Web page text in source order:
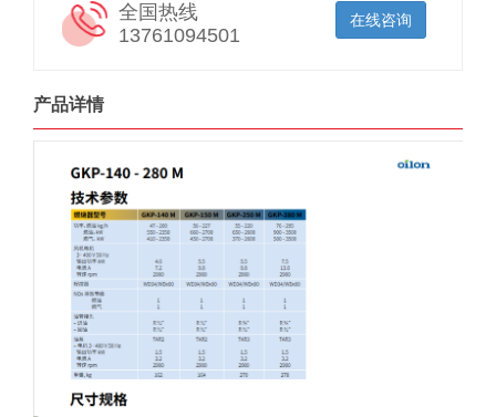
全国热线
13761094501
在线咨询
产品详情